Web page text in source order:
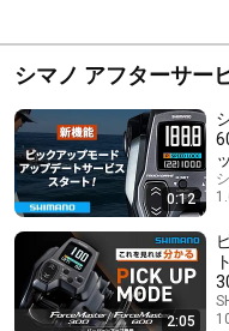
シマノ アフターサー
0:12
2:05